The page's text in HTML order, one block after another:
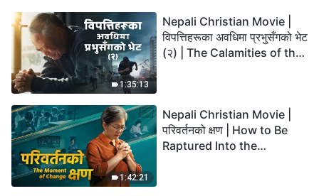
1:35:13
Nepali Christian Movie |
विपत्तिहरूका अवधिमा प्रभुसँगको भेट
(२) | The Calamities of the
1:42:21
Nepali Christian Movie |
परिवर्तनको क्षण | How to Be
Raptured Into the